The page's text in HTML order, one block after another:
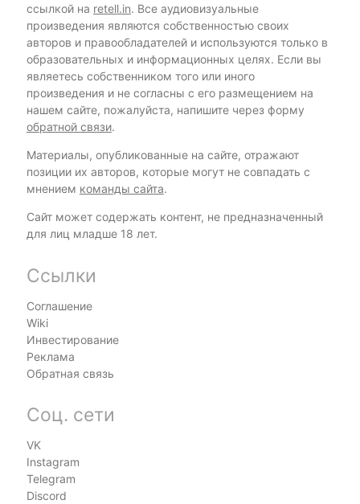
ссылкой на retell.in. Все аудиовизуальные
произведения являются собственностью своих
авторов и правообладателей и используются только в
образовательных и информационных целях. Если вы
являетесь собственником того или иного
произведения и не согласны с его размещением на
нашем сайте, пожалуйста, напишите через форму
обратной связи.
Материалы, опубликованные на сайте, отражают
позиции их авторов, которые могут не совпадать с
мнением команды сайта.
Сайт может содержать контент, не предназначенный
для лиц младше 18 лет.
Ссылки
Соглашение
Wiki
Инвестирование
Реклама
Обратная связь
Соц. сети
VK
Instagram
Telegram
Discord